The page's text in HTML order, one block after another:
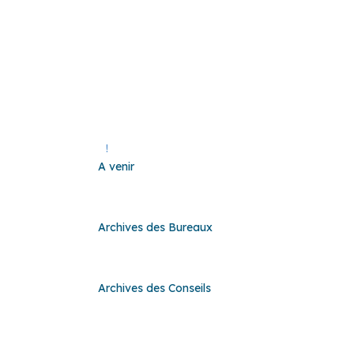
!
A venir
Archives des Bureaux
Archives des Conseils